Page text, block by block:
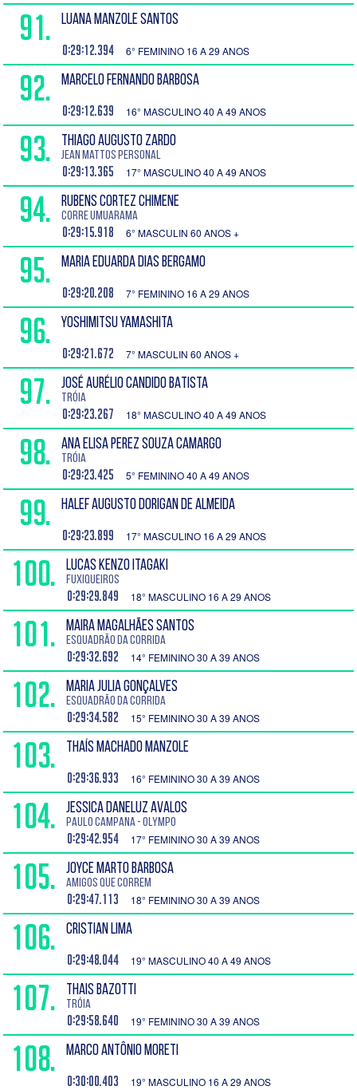
91. LUANA MANZOLE SANTOS
0:29:12.394 6° FEMININO 16 A 29 ANOS
92. MARCELO FERNANDO BARBOSA
0:29:12.639 16° MASCULINO 40 A 49 ANOS
93. THIAGO AUGUSTO ZARDO
Jean Mattos Personal
0:29:13.365 17° MASCULINO 40 A 49 ANOS
94. RUBENS CORTEZ CHIMENE
Corre Umuarama
0:29:15.918 6° MASCULIN 60 ANOS +
95. MARIA EDUARDA DIAS BERGAMO
0:29:20.208 7° FEMININO 16 A 29 ANOS
96. YOSHIMITSU YAMASHITA
0:29:21.672 7° MASCULIN 60 ANOS +
97. JOSÉ AURÉLIO CANDIDO BATISTA
Tróia
0:29:23.267 18° MASCULINO 40 A 49 ANOS
98. ANA ELISA PEREZ SOUZA CAMARGO
Tróia
0:29:23.425 5° FEMININO 40 A 49 ANOS
99. HALEF AUGUSTO DORIGAN DE ALMEIDA
0:29:23.899 17° MASCULINO 16 A 29 ANOS
100. LUCAS KENZO ITAGAKI
Fuxiqueiros
0:29:29.849 18° MASCULINO 16 A 29 ANOS
101. MAIRA MAGALHÃES SANTOS
Esquadrão da Corrida
0:29:32.692 14° FEMININO 30 A 39 ANOS
102. MARIA JULIA GONÇALVES
Esquadrão da Corrida
0:29:34.582 15° FEMININO 30 A 39 ANOS
103. THAÍS MACHADO MANZOLE
0:29:36.933 16° FEMININO 30 A 39 ANOS
104. JESSICA DANELUZ AVALOS
Paulo Campana - Olympo
0:29:42.954 17° FEMININO 30 A 39 ANOS
105. JOYCE MARTO BARBOSA
Amigos que Correm
0:29:47.113 18° FEMININO 30 A 39 ANOS
106. CRISTIAN LIMA
0:29:48.044 19° MASCULINO 40 A 49 ANOS
107. THAIS BAZOTTI
Tróia
0:29:58.640 19° FEMININO 30 A 39 ANOS
108. MARCO ANTÔNIO MORETI
0:30:00.403 19° MASCULINO 16 A 29 ANOS